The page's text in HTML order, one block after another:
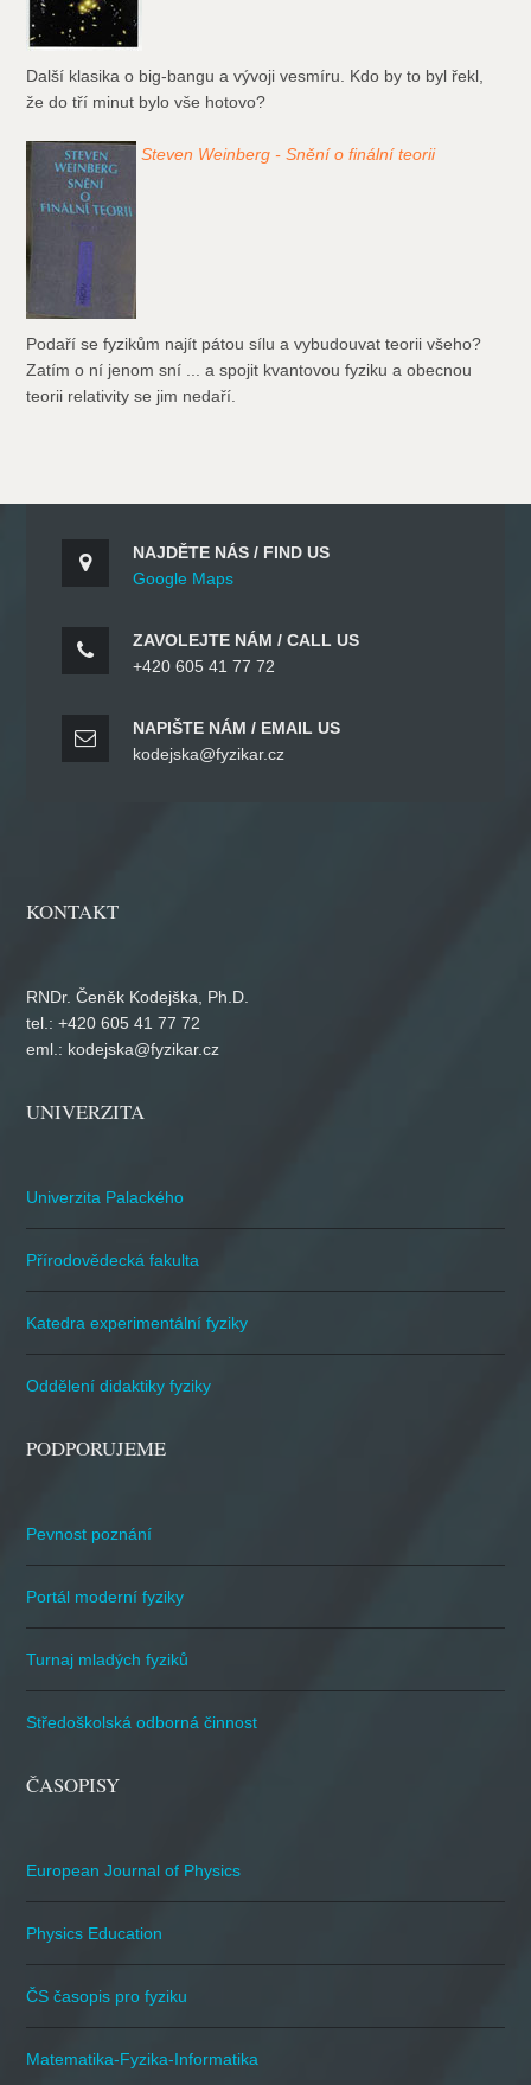
Další klasika o big-bangu a vývoji vesmíru. Kdo by to byl řekl,
že do tří minut bylo vše hotovo?
Steven Weinberg - Snění o finální teorii
Podaří se fyzikům najít pátou sílu a vybudouvat teorii všeho?
Zatím o ní jenom sní ... a spojit kvantovou fyziku a obecnou
teorii relativity se jim nedaří.
NAJDĚTE NÁS / FIND US
Google Maps
ZAVOLEJTE NÁM / CALL US
+420 605 41 77 72
NAPIŠTE NÁM / EMAIL US
kodejska@fyzikar.cz
KONTAKT
RNDr. Čeněk Kodejška, Ph.D.
tel.: +420 605 41 77 72
eml.: kodejska@fyzikar.cz
UNIVERZITA
Univerzita Palackého
Přírodovědecká fakulta
Katedra experimentální fyziky
Oddělení didaktiky fyziky
PODPORUJEME
Pevnost poznání
Portál moderní fyziky
Turnaj mladých fyziků
Středoškolská odborná činnost
ČASOPISY
European Journal of Physics
Physics Education
ČS časopis pro fyziku
Matematika-Fyzika-Informatika